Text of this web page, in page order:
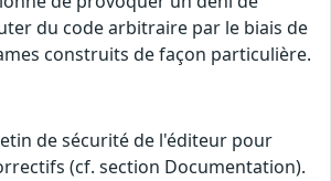
du code arbitraire par le biais de
construits de façon particulière.
de sécurité de l'éditeur pour
(cf. section Documentation).